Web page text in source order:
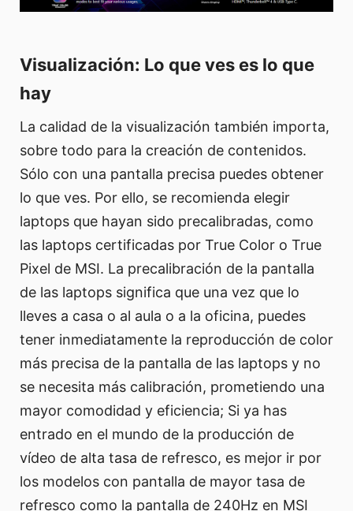
Visualización: Lo que ves es lo que
hay
La calidad de la visualización también importa,
sobre todo para la creación de contenidos.
Sólo con una pantalla precisa puedes obtener
lo que ves. Por ello, se recomienda elegir
laptops que hayan sido precalibradas, como
las laptops certificadas por True Color o True
Pixel de MSI. La precalibración de la pantalla
de las laptops significa que una vez que lo
lleves a casa o al aula o a la oficina, puedes
tener inmediatamente la reproducción de color
más precisa de la pantalla de las laptops y no
se necesita más calibración, prometiendo una
mayor comodidad y eficiencia; Si ya has
entrado en el mundo de la producción de
vídeo de alta tasa de refresco, es mejor ir por
los modelos con pantalla de mayor tasa de
refresco como la pantalla de 240Hz en MSI